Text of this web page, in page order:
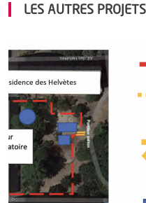
LES AUTRES PROJETS